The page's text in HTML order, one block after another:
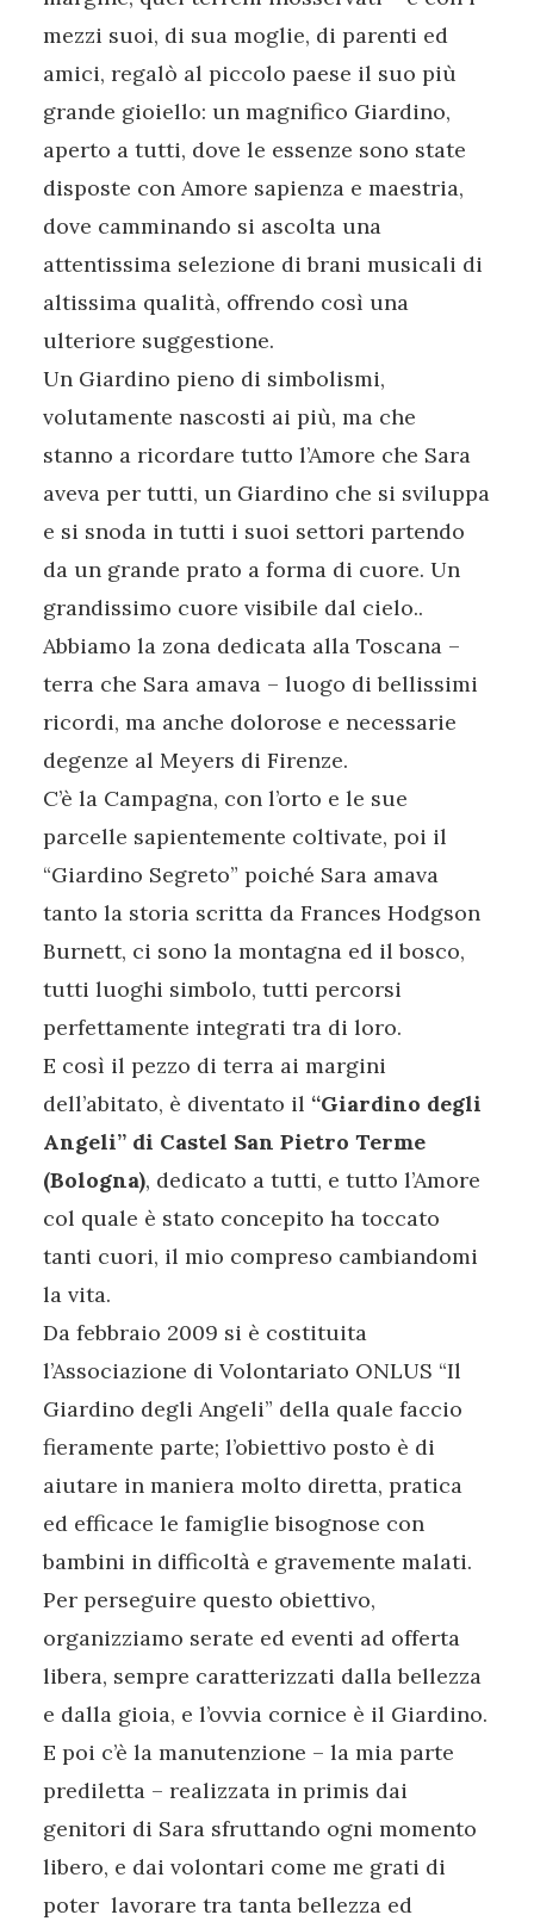
mezzi suoi, di sua moglie, di parenti ed
amici, regalò al piccolo paese il suo più
grande gioiello: un magnifico Giardino,
aperto a tutti, dove le essenze sono state
disposte con Amore sapienza e maestria,
dove camminando si ascolta una
attentissima selezione di brani musicali di
altissima qualità, offrendo così una
ulteriore suggestione.
Un Giardino pieno di simbolismi,
volutamente nascosti ai più, ma che
stanno a ricordare tutto l’Amore che Sara
aveva per tutti, un Giardino che si sviluppa
e si snoda in tutti i suoi settori partendo
da un grande prato a forma di cuore. Un
grandissimo cuore visibile dal cielo..
Abbiamo la zona dedicata alla Toscana –
terra che Sara amava – luogo di bellissimi
ricordi, ma anche dolorose e necessarie
degenze al Meyers di Firenze.
C’è la Campagna, con l’orto e le sue
parcelle sapientemente coltivate, poi il
“Giardino Segreto” poiché Sara amava
tanto la storia scritta da Frances Hodgson
Burnett, ci sono la montagna ed il bosco,
tutti luoghi simbolo, tutti percorsi
perfettamente integrati tra di loro.
E così il pezzo di terra ai margini
dell’abitato, è diventato il “Giardino degli
Angeli” di Castel San Pietro Terme
(Bologna), dedicato a tutti, e tutto l’Amore
col quale è stato concepito ha toccato
tanti cuori, il mio compreso cambiandomi
la vita.
Da febbraio 2009 si è costituita
l’Associazione di Volontariato ONLUS “Il
Giardino degli Angeli” della quale faccio
fieramente parte; l’obiettivo posto è di
aiutare in maniera molto diretta, pratica
ed efficace le famiglie bisognose con
bambini in difficoltà e gravemente malati.
Per perseguire questo obiettivo,
organizziamo serate ed eventi ad offerta
libera, sempre caratterizzati dalla bellezza
e dalla gioia, e l’ovvia cornice è il Giardino.
E poi c’è la manutenzione – la mia parte
prediletta – realizzata in primis dai
genitori di Sara sfruttando ogni momento
libero, e dai volontari come me grati di
poter lavorare tra tanta bellezza ed